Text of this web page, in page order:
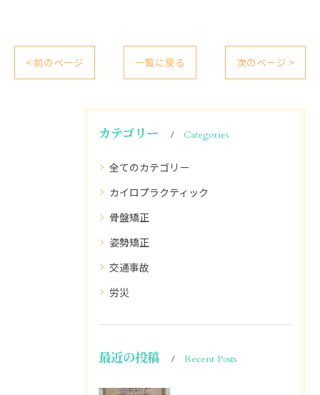
< 前のページ 一覧に戻る 次のページ >
カテゴリー Categories
全てのカテゴリー
カイロプラクティック
骨盤矯正
姿勢矯正
交通事故
労災
最近の投稿 Recent Posts